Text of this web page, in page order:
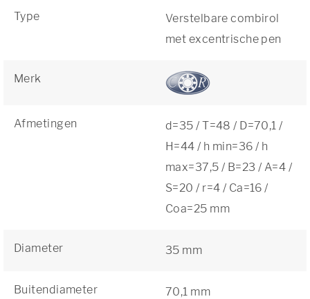
Type
Verstelbare combirol
met excentrische pen
Merk
Afmetingen
d=35 / T=48 / D=70,1 /
H=44 / h min=36 / h
max=37,5 / B=23 / A=4 /
S=20 / r=4 / Ca=16 /
Coa=25 mm
Diameter 35 mm
Buitendiameter 70,1 mm